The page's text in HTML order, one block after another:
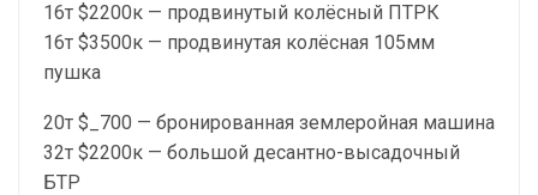
16т $2200к — продвинутый колёсный ПТРК
16т $3500к — продвинутая колёсная 105мм
пушка
20т $_700 — бронированная землеройная машина
32т $2200к — большой десантно-высадочный
БТР